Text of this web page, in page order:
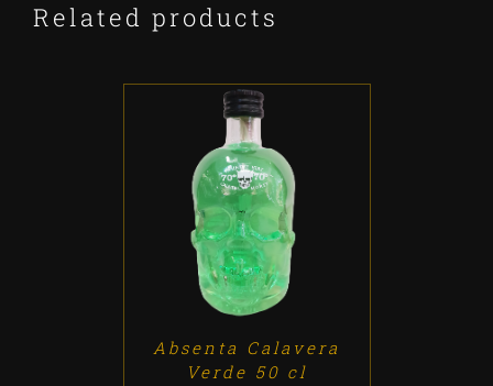
Related products
ADD TO CART / DETALLES
Absenta Calavera
Verde 50 cl